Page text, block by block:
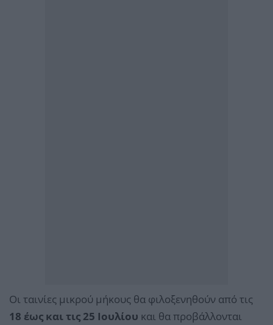
Οι ταινίες μικρού μήκους θα φιλοξενηθούν από τις
18 έως και τις 25 Ιουλίου και θα προβάλλονται